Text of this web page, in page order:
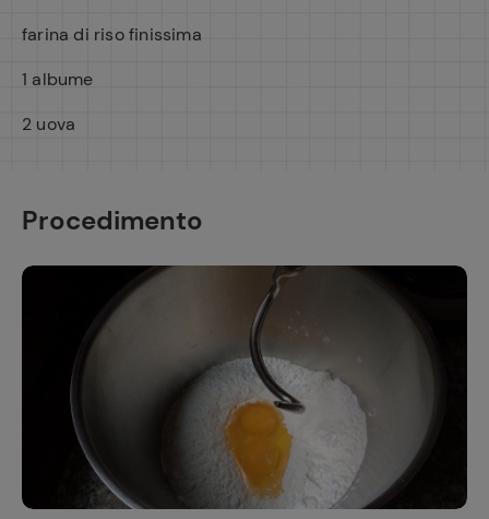
farina di riso finissima
1 albume
2 uova
Procedimento